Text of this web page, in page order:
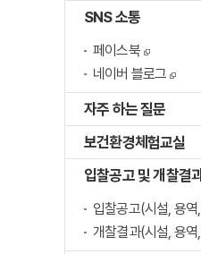
SNS 소통
페이스북
네이버 블로그
자주 하는 질문
보건환경체험교실
입찰공고 및 개찰결
입찰공고(시설, 용역
개찰결과(시설, 용역